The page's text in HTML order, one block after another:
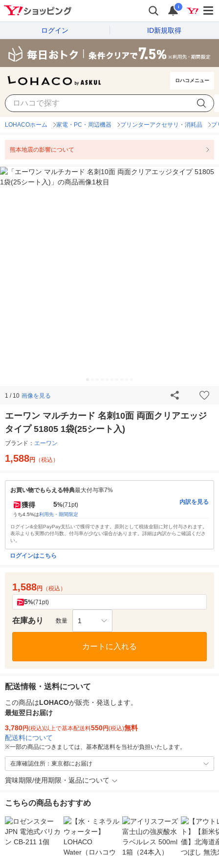
i
ログイン ID新規取得
ロハコメニュー
LOHACOホーム 家電・PC・周辺機器 プリンターアクセサリ・消耗品 プ
熊本地震の影響について
1 / 10 画像を見る
エーワン マルチカード 名刺10面 両面クリアエッジ
タイプ 51805 1袋(25シート入)
ブランド： エーワン
1,588円 （税込）
お買い物でもらえる特典最大付与率7%
獲得 5%(71pt)
うち4.5%は利用先・期間限定
内訳を見る
ログイン&全額PayPay支払いで獲得できます。原則として税抜金額に対し付与されます。
表示よりも実際の付与数、付与率が少ない場合があります。詳細は内訳からご確認くださ
い。
ログインはこちら
1,588円 （税込）
5%(71pt)
在庫あり 数量 1
カートに入れる
配送情報・送料について
この商品はLOHACOが販売・発送します。
最短翌日お届け
3,780円(税込)以上で基本配送料550円(税込)無料
配送料について
※一部の商品につきましては、基本配送料を当社が負担いたします。
在庫確認住所：東京都にお届け
賞味期限/使用期限・返品について
こちらの商品もおすすめ